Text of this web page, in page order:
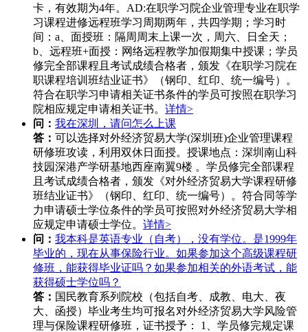
卡，有效期为4年。AD:在职学习院企业管理专业在职学
习课程进修远程班学习周期两年，共四学期；学习时
间：a、面授班：隔周周末上课一次，周六、日全天；
b、远程班+面授：网络远程教学加假期集中授课；学员
修完全部课程且考试成绩合格者，颁发《在职学习院在
职课程培训班结业证书》（钢印、红印、统一编号）。
符合在职学习申请相关证书条件的学员可按照在职学习
院相应规定申请相关证书。 详情>
问： 我在深圳，请问怎么上课
答： 可以选择对外经济贸易大学(深圳班)企业管理课程
研修班攻读，利用双休日面授。授课地点：深圳南山科
技园深港产学研基地西座南翼9楼 。学员修完全部课程
且考试成绩合格者，颁发《对外经济贸易大学课程研修
班结业证书》（钢印、红印、统一编号）。符合同等学
力申请硕士学位条件的学员可按照对外经济贸易大学相
应规定申请硕士学位。 详情>
问： 我本科是英语专业（自考），没有学位。是1999年
毕业的，现在从事保险行业。如果参加这个高级课程研
修班，能获得毕业证吗？如果参加相关的外语考试，能
获得硕士学位吗？
答： 国民教育系列院校（包括自考、成教、电大、夜
大、函授）毕业考生均可报名对外经济贸易大学风险管
理与保险课程研修班，证书授予： 1、学员修完规定课